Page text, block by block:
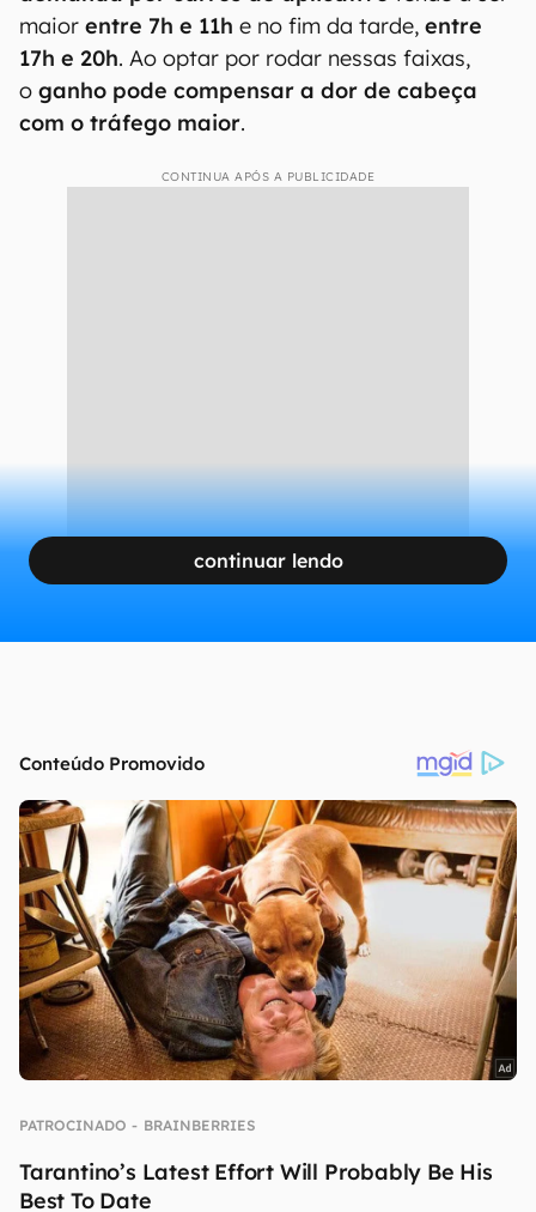
maior entre 7h e 11h e no fim da tarde, entre
17h e 20h. Ao optar por rodar nessas faixas,
o ganho pode compensar a dor de cabeça
com o tráfego maior.
CONTINUA APÓS A PUBLICIDADE
continuar lendo